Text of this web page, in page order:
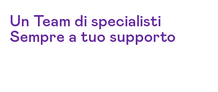
Un Team di specialisti
Sempre a tuo supporto